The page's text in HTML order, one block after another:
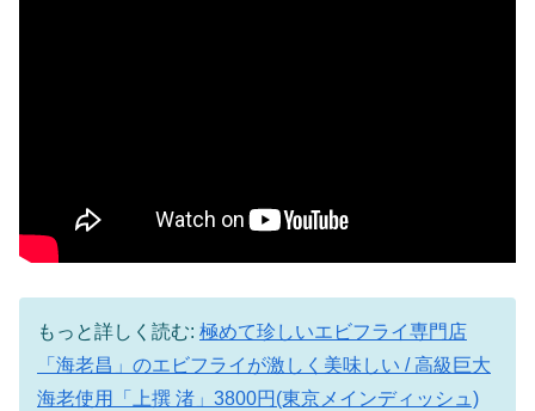
もっと詳しく読む: 極めて珍しいエビフライ専門店
「海老昌」のエビフライが激しく美味しい / 高級巨大
海老使用「上撰 渚」3800円(東京メインディッシュ)